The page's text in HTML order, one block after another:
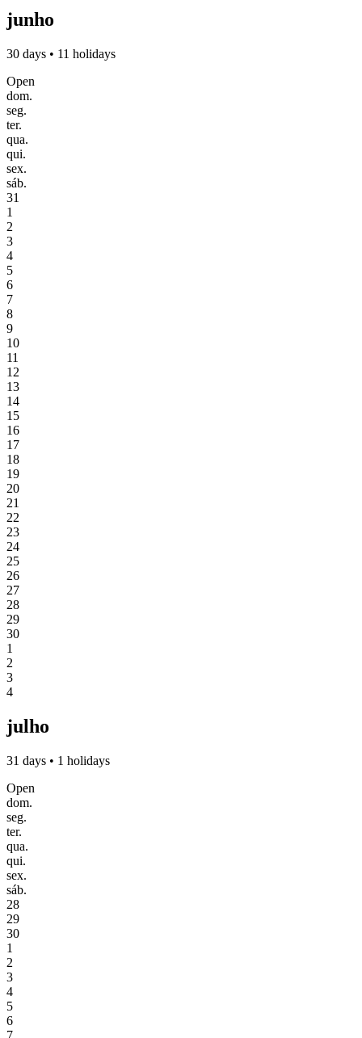
junho
30 days • 11 holidays
Open
dom.
seg.
ter.
qua.
qui.
sex.
sáb.
31
1
2
3
4
5
6
7
8
9
10
11
12
13
14
15
16
17
18
19
20
21
22
23
24
25
26
27
28
29
30
1
2
3
4
julho
31 days • 1 holidays
Open
dom.
seg.
ter.
qua.
qui.
sex.
sáb.
28
29
30
1
2
3
4
5
6